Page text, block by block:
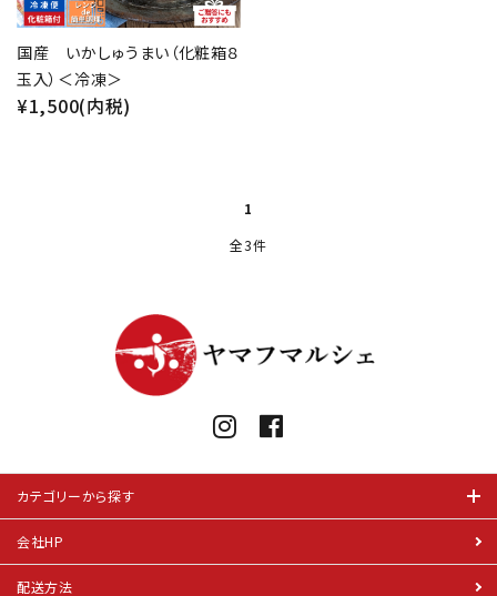
国産 いかしゅうまい（化粧箱８
玉入）＜冷凍＞
¥1,500(内税)
1
全3件
カテゴリーから探す
会社HP
配送方法